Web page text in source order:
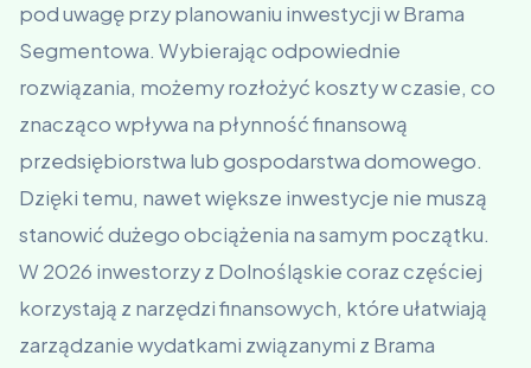
pod uwagę przy planowaniu inwestycji w Brama
Segmentowa. Wybierając odpowiednie
rozwiązania, możemy rozłożyć koszty w czasie, co
znacząco wpływa na płynność finansową
przedsiębiorstwa lub gospodarstwa domowego.
Dzięki temu, nawet większe inwestycje nie muszą
stanowić dużego obciążenia na samym początku.
W 2026 inwestorzy z Dolnośląskie coraz częściej
korzystają z narzędzi finansowych, które ułatwiają
zarządzanie wydatkami związanymi z Brama